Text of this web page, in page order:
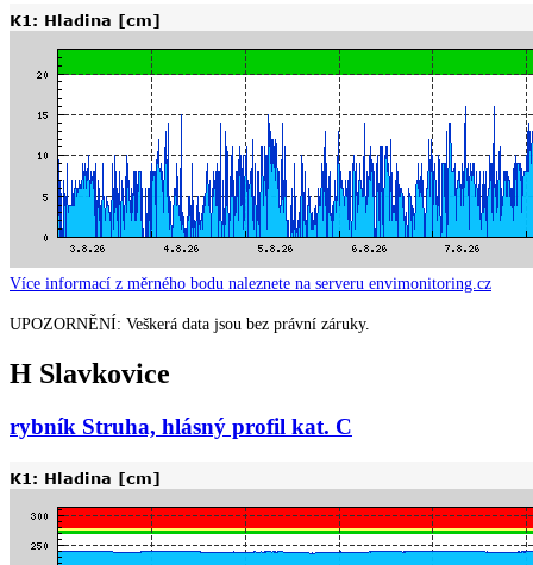
Více informací z měrného bodu naleznete na serveru envimonitoring.cz
UPOZORNĚNÍ: Veškerá data jsou bez právní záruky.
H Slavkovice
rybník Struha, hlásný profil kat. C